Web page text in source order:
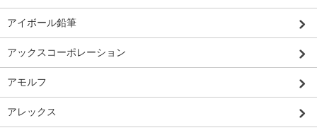
アイボール鉛筆
アックスコーポレーション
アモルフ
アレックス